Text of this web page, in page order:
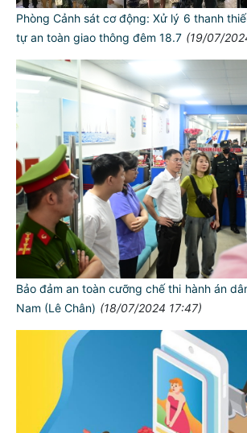
Phòng Cảnh sát cơ động: Xử lý 6 thanh
tự an toàn giao thông đêm 18.7 (19/07/
Bảo đảm an toàn cưỡng chế thi hành án
Nam (Lê Chân) (18/07/2024 17:47)